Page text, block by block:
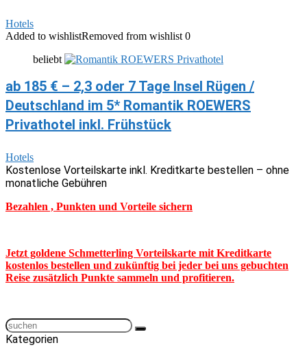
Hotels
Added to wishlistRemoved from wishlist 0
beliebt
ab 185 € – 2,3 oder 7 Tage Insel Rügen /
Deutschland im 5* Romantik ROEWERS
Privathotel inkl. Frühstück
Hotels
Kostenlose Vorteilskarte inkl. Kreditkarte bestellen – ohne
monatliche Gebühren
Bezahlen , Punkten und Vorteile sichern
Jetzt goldene Schmetterling Vorteilskarte mit Kreditkarte
kostenlos bestellen und zukünftig bei jeder bei uns gebuchten
Reise zusätzlich Punkte sammeln und profitieren.
Kategorien